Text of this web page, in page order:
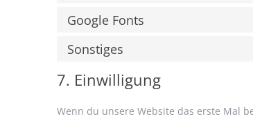
Google Fonts
Sonstiges
7. Einwilligung
Wenn du unsere Website das erste Mal